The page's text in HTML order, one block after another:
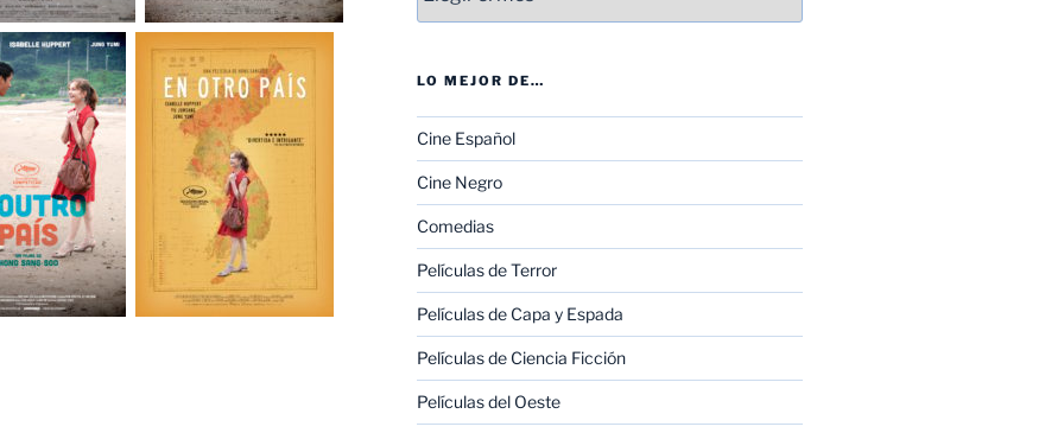
LO MEJOR DE…
Cine Español
Cine Negro
Comedias
Películas de Terror
Películas de Capa y Espada
Películas de Ciencia Ficción
Películas del Oeste